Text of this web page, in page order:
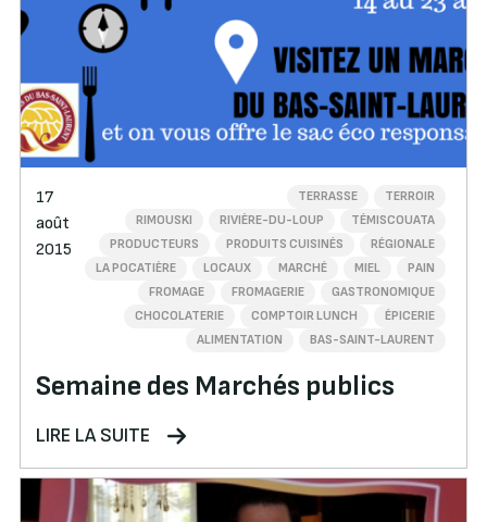
17
août
2015
ALIMENTATION BAS-SAINT-LAURENT
CHOCOLATERIE COMPTOIR LUNCH ÉPICERIE
FROMAGE FROMAGERIE GASTRONOMIQUE
LA POCATIÈRE LOCAUX MARCHÉ MIEL PAIN
PRODUCTEURS PRODUITS CUISINÉS RÉGIONALE
RIMOUSKI RIVIÈRE-DU-LOUP TÉMISCOUATA
TERRASSE TERROIR
Semaine des Marchés publics
LIRE LA SUITE